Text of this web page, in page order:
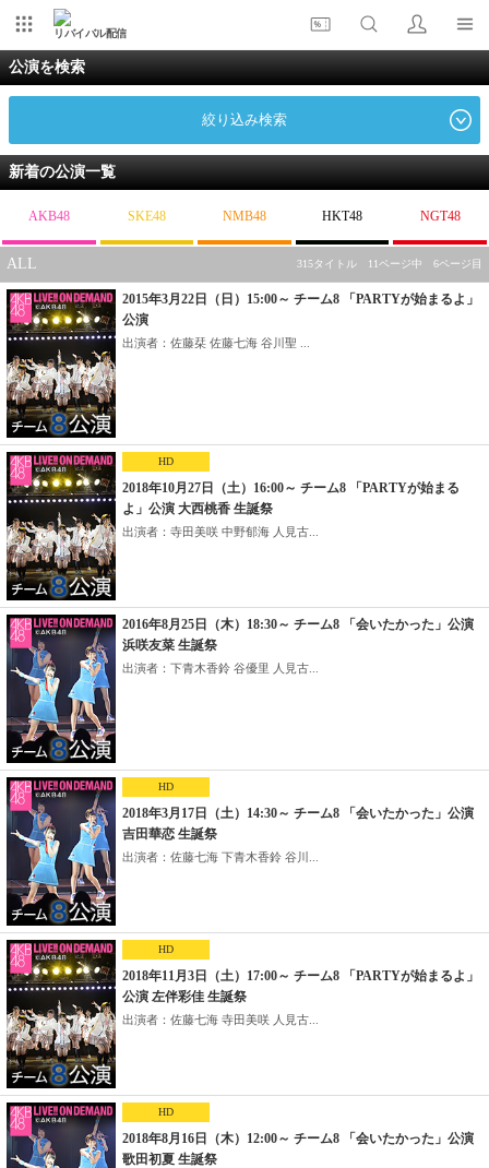
リバイバル配信
公演を検索
絞り込み検索
新着の公演一覧
AKB48 SKE48 NMB48 HKT48 NGT48
ALL 315タイトル 11ページ中 6ページ目
2015年3月22日（日）15:00～ チーム8 「PARTYが始まるよ」
公演
出演者：佐藤栞 佐藤七海 谷川聖 ...
HD
2018年10月27日（土）16:00～ チーム8 「PARTYが始まる
よ」公演 大西桃香 生誕祭
出演者：寺田美咲 中野郁海 人見古...
2016年8月25日（木）18:30～ チーム8 「会いたかった」公演
浜咲友菜 生誕祭
出演者：下青木香鈴 谷優里 人見古...
HD
2018年3月17日（土）14:30～ チーム8 「会いたかった」公演
吉田華恋 生誕祭
出演者：佐藤七海 下青木香鈴 谷川...
HD
2018年11月3日（土）17:00～ チーム8 「PARTYが始まるよ」
公演 左伴彩佳 生誕祭
出演者：佐藤七海 寺田美咲 人見古...
HD
2018年8月16日（木）12:00～ チーム8 「会いたかった」公演
歌田初夏 生誕祭